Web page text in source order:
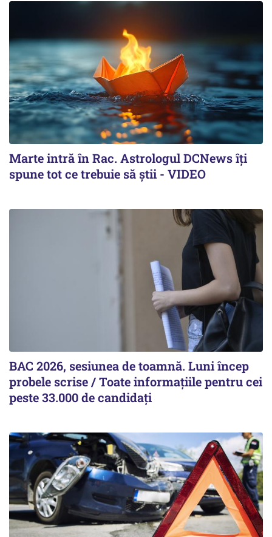
Marte intră în Rac. Astrologul DCNews îți
spune tot ce trebuie să știi - VIDEO
BAC 2026, sesiunea de toamnă. Luni încep
probele scrise / Toate informațiile pentru cei
peste 33.000 de candidați